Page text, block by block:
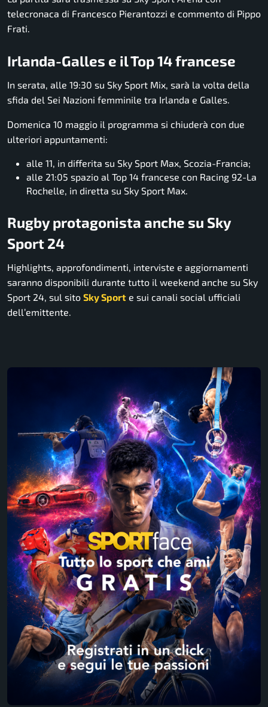
telecronaca di Francesco Pierantozzi e commento di Pippo
Frati.
Irlanda-Galles e il Top 14 francese
In serata, alle 19:30 su Sky Sport Mix, sarà la volta della
sfida del Sei Nazioni femminile tra Irlanda e Galles.
Domenica 10 maggio il programma si chiuderà con due
ulteriori appuntamenti:
alle 11, in differita su Sky Sport Max, Scozia-Francia;
alle 21:05 spazio al Top 14 francese con Racing 92-La
Rochelle, in diretta su Sky Sport Max.
Rugby protagonista anche su Sky
Sport 24
Highlights, approfondimenti, interviste e aggiornamenti
saranno disponibili durante tutto il weekend anche su Sky
Sport 24, sul sito Sky Sport e sui canali social ufficiali
dell’emittente.